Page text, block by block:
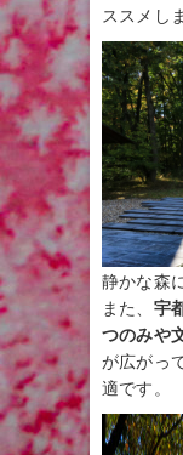
ススメし
静かな森
また、 宇
つのみや
が広がっ
適です。